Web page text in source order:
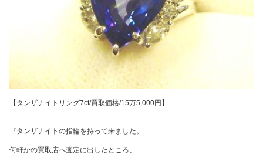
【タンザナイトリング7ct/買取価格/15万5,000円】
『タンザナイトの指輪を持って来ました。
何軒かの買取店へ査定に出したところ、